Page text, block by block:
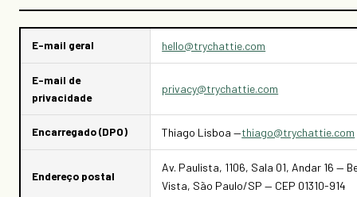
E-mail geral hello@trychattie.com
E-mail de
privacidade
privacy@trychattie.com
Encarregado (DPO) Thiago Lisboa —thiago@trychattie.com
Endereço postal
Av. Paulista, 1106, Sala 01, Andar 16 —
Vista, São Paulo/SP — CEP 01310-914